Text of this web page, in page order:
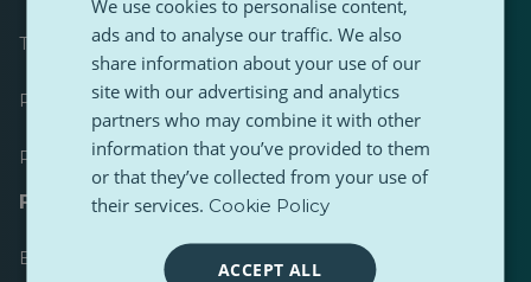
Toolkits
PulseZ Content Stijlgids
PulseZ Richtlijn voor bijdragen
FAQs
Een verzoek indienen
We use cookies to personalise content,
ads and to analyse our traffic. We also
share information about your use of our
site with our advertising and analytics
partners who may combine it with other
information that you’ve provided to them
or that they’ve collected from your use of
their services. Cookie Policy
ACCEPT ALL